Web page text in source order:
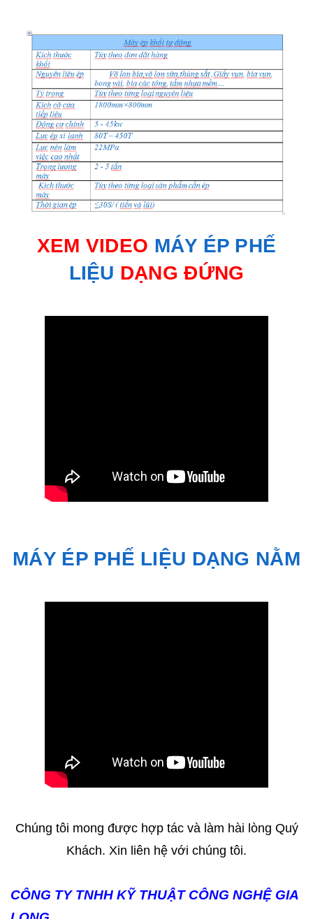
XEM VIDEO MÁY ÉP PHẾ
LIỆU DẠNG ĐỨNG
MÁY ÉP PHẾ LIỆU DẠNG NẰM
Chúng tôi mong được hợp tác và làm hài lòng Quý
Khách. Xin liên hệ với chúng tôi.
CÔNG TY TNHH KỸ THUẬT CÔNG NGHỆ GIA